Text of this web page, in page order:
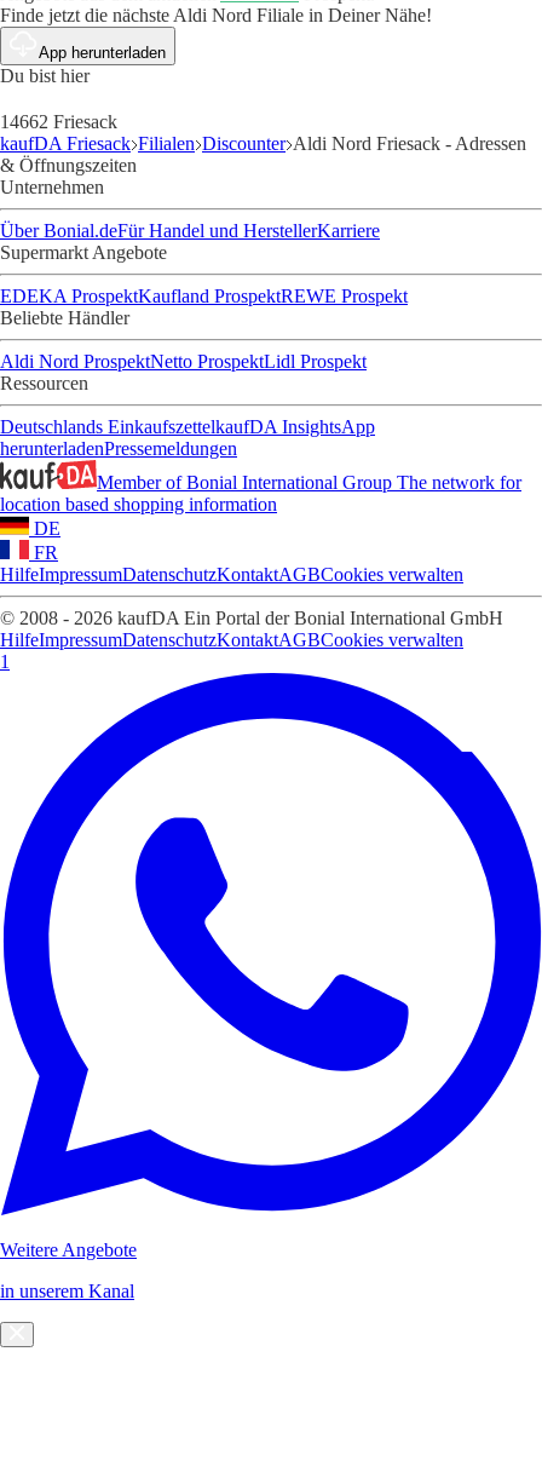
Finde jetzt die nächste Aldi Nord Filiale in Deiner Nähe!
App herunterladen
Du bist hier
14662 Friesack
kaufDA Friesack Filialen Discounter Aldi Nord Friesack - Adressen
& Öffnungszeiten
Unternehmen
Über Bonial.deFür Handel und HerstellerKarriere
Supermarkt Angebote
EDEKA ProspektKaufland ProspektREWE Prospekt
Beliebte Händler
Aldi Nord ProspektNetto ProspektLidl Prospekt
Ressourcen
Deutschlands EinkaufszettelkaufDA InsightsApp
herunterladenPressemeldungen
Member of Bonial International Group The network for
location based shopping information
DE
FR
HilfeImpressumDatenschutzKontaktAGBCookies verwalten
© 2008 - 2026 kaufDA Ein Portal der Bonial International GmbH
HilfeImpressumDatenschutzKontaktAGBCookies verwalten
1
Weitere Angebote
in unserem Kanal